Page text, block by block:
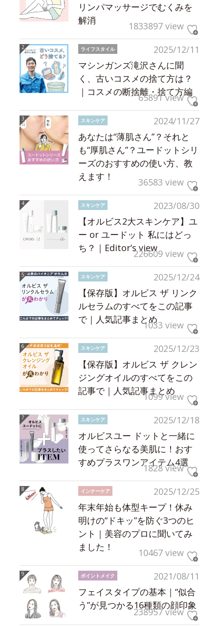
リンパマッサージでむくみを
解消
1833897 view
2025/12/11
ライフスタイル
マシンガンズ滝沢さんに聞
く、古いコスメの捨て方は？
｜コスメの断捨離・捨て方編
65891 view
2024/11/27
スキンケア
あなたは“薄肌さん”？それと
も“厚肌さん”？ユードットシリ
ーズのおすすめの使い方、教
えます！
36583 view
2023/08/30
スキンケア
【オルビス2大スキンケア】ユ
ー or ユードット 私にはどっ
ち？｜Editor’s view226609 view
2025/12/24
スキンケア
【保存版】オルビス ザ リンク
ルセラムのすべてをこの記事
で｜人気記事まとめ1033 view
2025/12/23
スキンケア
【保存版】オルビス ザ クレン
ジングオイルのすべてをこの
記事で｜人気記事まとめ
1099 view
2025/12/18
スキンケア
オルビスユー ドットと一緒に
使ってさらなる美肌に！おす
すめプラスワンアイテム4選
1828 view
2025/12/25
インナーケア
年末年始も体型キープ！休み
明けの“ドキッ”を防ぐ3つのヒ
ント｜美容のプロに聞いてみ
ました！
10467 view
2021/08/11
ポイントメイク
フェイスタイプの基本｜“似合
う”が見つかる16種類の顔印象
238957 view